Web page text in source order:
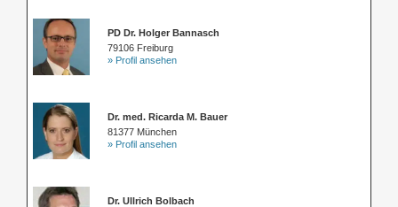
PD Dr. Holger Bannasch
79106 Freiburg
» Profil ansehen
Dr. med. Ricarda M. Bauer
81377 München
» Profil ansehen
Dr. Ullrich Bolbach